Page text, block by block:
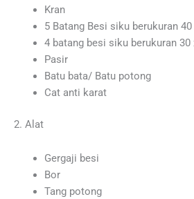
Kran
5 Batang Besi siku berukuran
4 batang besi siku berukuran 30
Pasir
Batu bata/ Batu potong
Cat anti karat
2. Alat
Gergaji besi
Bor
Tang potong